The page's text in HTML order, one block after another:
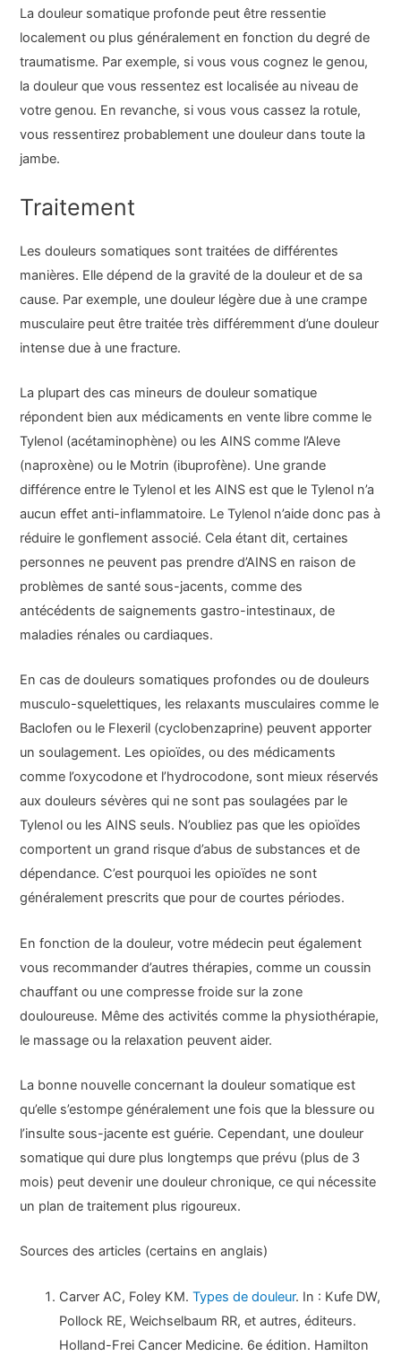
La douleur somatique profonde peut être ressentie
localement ou plus généralement en fonction du degré de
traumatisme. Par exemple, si vous vous cognez le genou,
la douleur que vous ressentez est localisée au niveau de
votre genou. En revanche, si vous vous cassez la rotule,
vous ressentirez probablement une douleur dans toute la
jambe.
Traitement
Les douleurs somatiques sont traitées de différentes
manières. Elle dépend de la gravité de la douleur et de sa
cause. Par exemple, une douleur légère due à une crampe
musculaire peut être traitée très différemment d’une douleur
intense due à une fracture.
La plupart des cas mineurs de douleur somatique
répondent bien aux médicaments en vente libre comme le
Tylenol (acétaminophène) ou les AINS comme l’Aleve
(naproxène) ou le Motrin (ibuprofène). Une grande
différence entre le Tylenol et les AINS est que le Tylenol n’a
aucun effet anti-inflammatoire. Le Tylenol n’aide donc pas à
réduire le gonflement associé. Cela étant dit, certaines
personnes ne peuvent pas prendre d’AINS en raison de
problèmes de santé sous-jacents, comme des
antécédents de saignements gastro-intestinaux, de
maladies rénales ou cardiaques.
En cas de douleurs somatiques profondes ou de douleurs
musculo-squelettiques, les relaxants musculaires comme le
Baclofen ou le Flexeril (cyclobenzaprine) peuvent apporter
un soulagement. Les opioïdes, ou des médicaments
comme l’oxycodone et l’hydrocodone, sont mieux réservés
aux douleurs sévères qui ne sont pas soulagées par le
Tylenol ou les AINS seuls. N’oubliez pas que les opioïdes
comportent un grand risque d’abus de substances et de
dépendance. C’est pourquoi les opioïdes ne sont
généralement prescrits que pour de courtes périodes.
En fonction de la douleur, votre médecin peut également
vous recommander d’autres thérapies, comme un coussin
chauffant ou une compresse froide sur la zone
douloureuse. Même des activités comme la physiothérapie,
le massage ou la relaxation peuvent aider.
La bonne nouvelle concernant la douleur somatique est
qu’elle s’estompe généralement une fois que la blessure ou
l’insulte sous-jacente est guérie. Cependant, une douleur
somatique qui dure plus longtemps que prévu (plus de 3
mois) peut devenir une douleur chronique, ce qui nécessite
un plan de traitement plus rigoureux.
Sources des articles (certains en anglais)
Carver AC, Foley KM.Types de douleur. In : Kufe DW,
Pollock RE, Weichselbaum RR, et autres, éditeurs.
Holland-Frei Cancer Medicine. 6e édition. Hamilton